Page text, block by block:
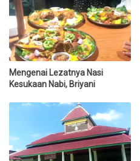
Mengenai Lezatnya Nasi
Kesukaan Nabi, Briyani